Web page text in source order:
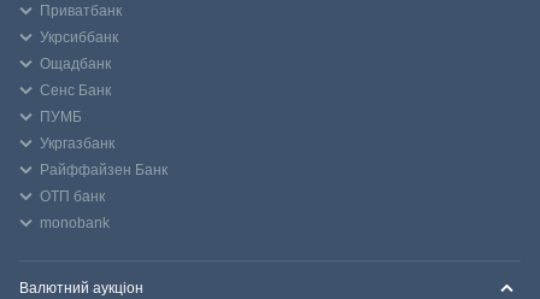
Приватбанк
Укрсиббанк
Ощадбанк
Сенс Банк
ПУМБ
Укргазбанк
Райффайзен Банк
ОТП банк
monobank
Валютний аукціон